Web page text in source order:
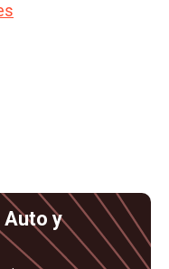
Auto y